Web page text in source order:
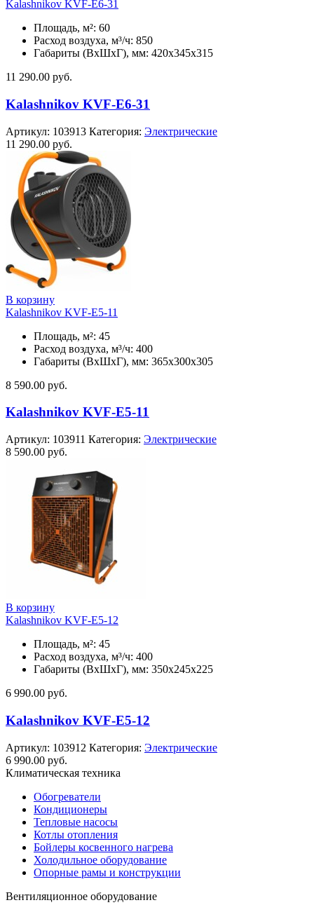
Kalashnikov KVF-E6-31
Площадь, м²: 60
Расход воздуха, м³/ч: 850
Габариты (ВхШхГ), мм: 420x345x315
11 290.00 руб.
Kalashnikov KVF-E6-31
Артикул: 103913 Категория: Электрические
11 290.00 руб.
В корзину
Kalashnikov KVF-E5-11
Площадь, м²: 45
Расход воздуха, м³/ч: 400
Габариты (ВхШхГ), мм: 365x300x305
8 590.00 руб.
Kalashnikov KVF-E5-11
Артикул: 103911 Категория: Электрические
8 590.00 руб.
В корзину
Kalashnikov KVF-E5-12
Площадь, м²: 45
Расход воздуха, м³/ч: 400
Габариты (ВхШхГ), мм: 350x245x225
6 990.00 руб.
Kalashnikov KVF-E5-12
Артикул: 103912 Категория: Электрические
6 990.00 руб.
Климатическая техника
Обогреватели
Кондиционеры
Тепловые насосы
Котлы отопления
Бойлеры косвенного нагрева
Холодильное оборудование
Опорные рамы и конструкции
Вентиляционное оборудование